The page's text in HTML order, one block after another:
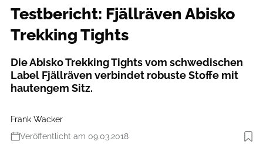
Testbericht: Fjällräven Abisko
Trekking Tights
Die Abisko Trekking Tights vom schwedischen
Label Fjällräven verbindet robuste Stoffe mit
hautengem Sitz.
Frank Wacker
Veröffentlicht am 09.03.2018
Foto: Boris Gnielka